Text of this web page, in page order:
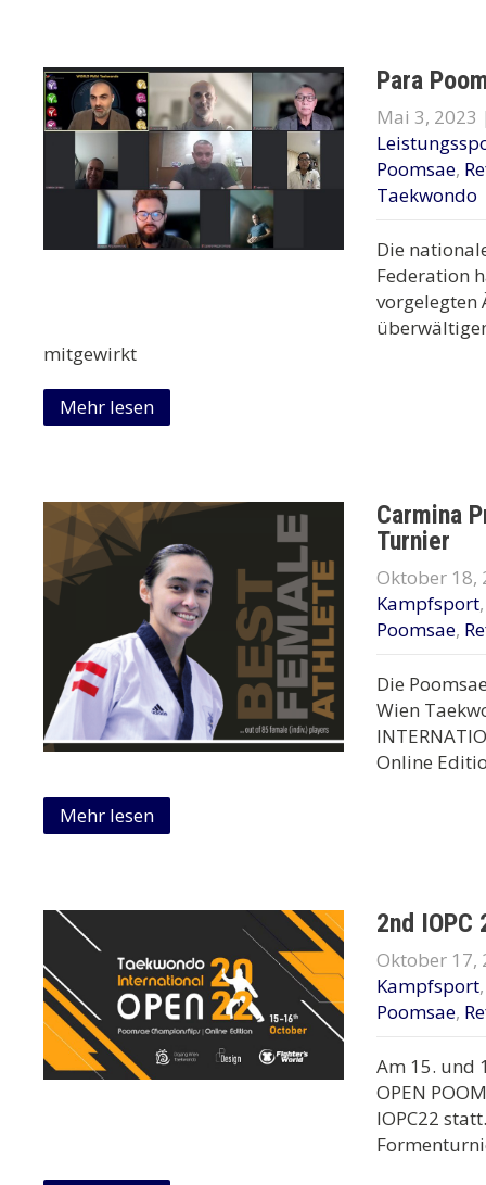
Para
Mai 3, 2023
Poomsae,
Taekwondo
Die
Federation
vorgelegten
mitgewirkt
Mehr lesen
Carmina
Turnier
Oktober 18,
Kampfsport
Poomsae,
Die
Wien
Online
Mehr lesen
2nd
Oktober 17,
Kampfsport
Poomsae,
Am 15. und
OPEN
IOPC22